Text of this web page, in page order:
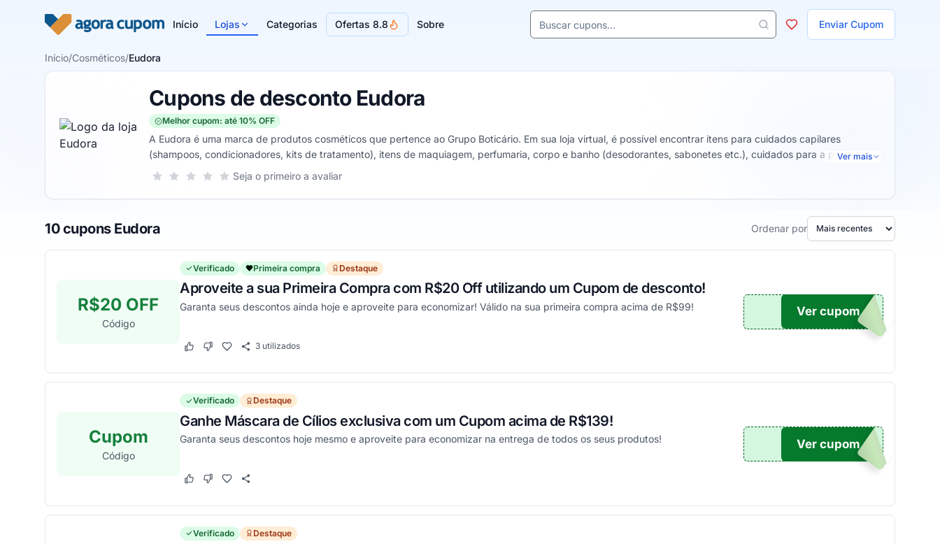
Início Lojas Categorias Ofertas 8.8 Sobre Enviar Cupom
Buscar cupons e lojas
Início/Cosméticos/Eudora
Cupons de desconto Eudora
Melhor cupom: até 10% OFF
A Eudora é uma marca de produtos cosméticos que pertence ao Grupo Boticário. Em sua loja virtual, é possível encontrar itens para cuidados capilares
(shampoos, condicionadores, kits de tratamento), itens de maquiagem, perfumaria, corpo e banho (desodorantes, sabonetes etc.), cuidados para a pele e os
lançamentos mais relevantes do mundo da beleza.
Ver mais
Sua nota para Eudora, de 1 a 5 estrelas
5 estrelas
4 estrelas
3 estrelas
2 estrelas
1 estrela Seja o primeiro a avaliar
10 cupons Eudora Ordenar por
R$20 OFF
Código
Verificado Primeira compra Destaque
Aproveite a sua Primeira Compra com R$20 Off utilizando um Cupom de desconto!
Garanta seus descontos ainda hoje e aproveite para economizar! Válido na sua primeira compra acima de R$99!
Este cupom funcionou
Este cupom não funcionou
3 utilizados
NDA
Ver cupom
Cupom
Código
Verificado Destaque
Ganhe Máscara de Cílios exclusiva com um Cupom acima de R$139!
Garanta seus descontos hoje mesmo e aproveite para economizar na entrega de todos os seus produtos!
Este cupom funcionou
Este cupom não funcionou
RA
Ver cupom
Verificado Destaque